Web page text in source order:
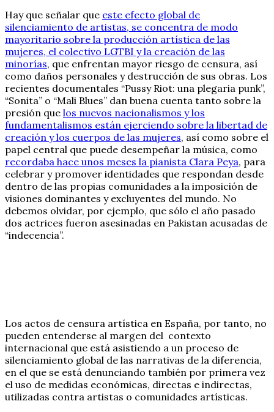
Hay que señalar que este efecto global de
silenciamiento de artistas, se concentra de modo
mayoritario sobre la producción artística de las
mujeres, el colectivo LGTBI y la creación de las
minorías, que enfrentan mayor riesgo de censura, así
como daños personales y destrucción de sus obras. Los
recientes documentales “Pussy Riot: una plegaria punk”,
“Sonita” o “Mali Blues” dan buena cuenta tanto sobre la
presión que los nuevos nacionalismos y los
fundamentalismos están ejerciendo sobre la libertad de
creación y los cuerpos de las mujeres, así como sobre el
papel central que puede desempeñar la música, como
recordaba hace unos meses la pianista Clara Peya, para
celebrar y promover identidades que respondan desde
dentro de las propias comunidades a la imposición de
visiones dominantes y excluyentes del mundo. No
debemos olvidar, por ejemplo, que sólo el año pasado
dos actrices fueron asesinadas en Pakistan acusadas de
“indecencia”.
Los actos de censura artística en España, por tanto, no
pueden entenderse al margen del contexto
internacional que está asistiendo a un proceso de
silenciamiento global de las narrativas de la diferencia,
en el que se está denunciando también por primera vez
el uso de medidas económicas, directas e indirectas,
utilizadas contra artistas o comunidades artísticas.